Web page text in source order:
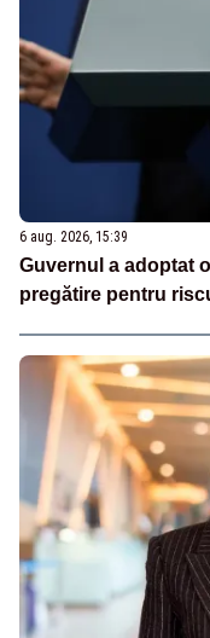
6 aug. 2026, 15:39
Guvernul a adoptat
pregătire pentru